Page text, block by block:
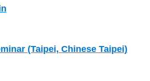
(Taipei, Chinese Taipei)